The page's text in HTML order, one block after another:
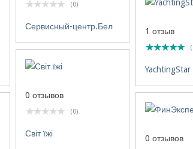
(0)
Сервисный-центр.Бел
1 отзыв
YachtingStar
0 отзывов
(0)
Світ їжі 0 отзывов